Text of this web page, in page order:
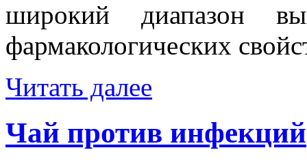
широкий диапазон
фармакологических
Читать далее
Чай против инфекций